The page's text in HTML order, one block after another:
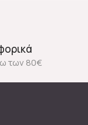
των 80€